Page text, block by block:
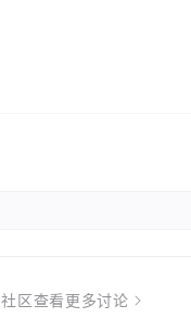
区查看更多讨论